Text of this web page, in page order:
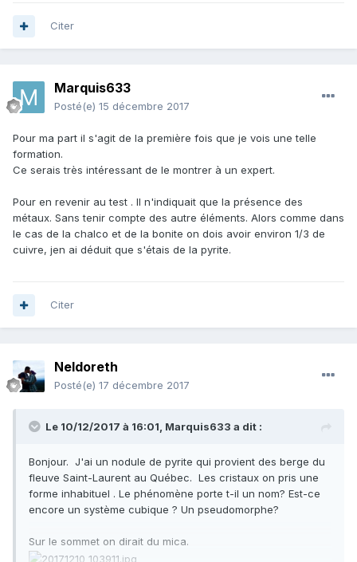
Citer
Marquis633
Posté(e) 15 décembre 2017
Pour ma part il s'agit de la première fois que je vois une telle
formation.
Ce serais très intéressant de le montrer à un expert.
Pour en revenir au test . Il n'indiquait que la présence des
métaux. Sans tenir compte des autre éléments. Alors comme dans
le cas de la chalco et de la bonite on dois avoir environ 1/3 de
cuivre, jen ai déduit que s'étais de la pyrite.
Citer
Neldoreth
Posté(e) 17 décembre 2017
Le 10/12/2017 à 16:01, Marquis633 a dit :
Bonjour. J'ai un nodule de pyrite qui provient des berge du
fleuve Saint-Laurent au Québec. Les cristaux on pris une
forme inhabituel . Le phénomène porte t-il un nom? Est-ce
encore un système cubique ? Un pseudomorphe?
Sur le sommet on dirait du mica.